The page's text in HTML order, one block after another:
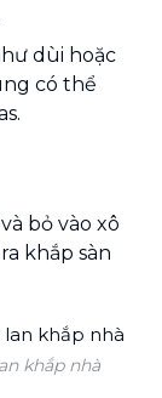
dùi hoặc
có thể
bỏ vào xô
khắp sàn
khắp nhà